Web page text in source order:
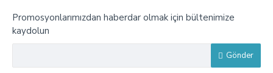
Promosyonlarımızdan haberdar olmak için bültenimize
kaydolun
Gönder